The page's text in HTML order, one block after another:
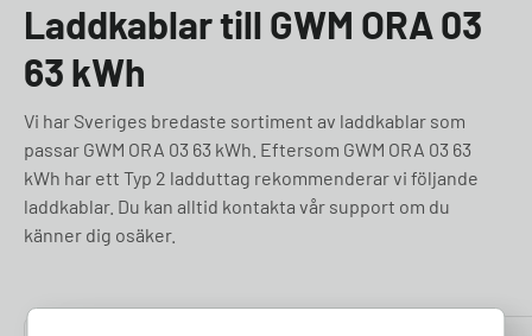
Laddkablar till GWM ORA 03
63 kWh
Vi har Sveriges bredaste sortiment av laddkablar som
passar GWM ORA 03 63 kWh. Eftersom GWM ORA 03 63
kWh har ett Typ 2 ladduttag rekommenderar vi följande
laddkablar. Du kan alltid kontakta vår support om du
känner dig osäker.